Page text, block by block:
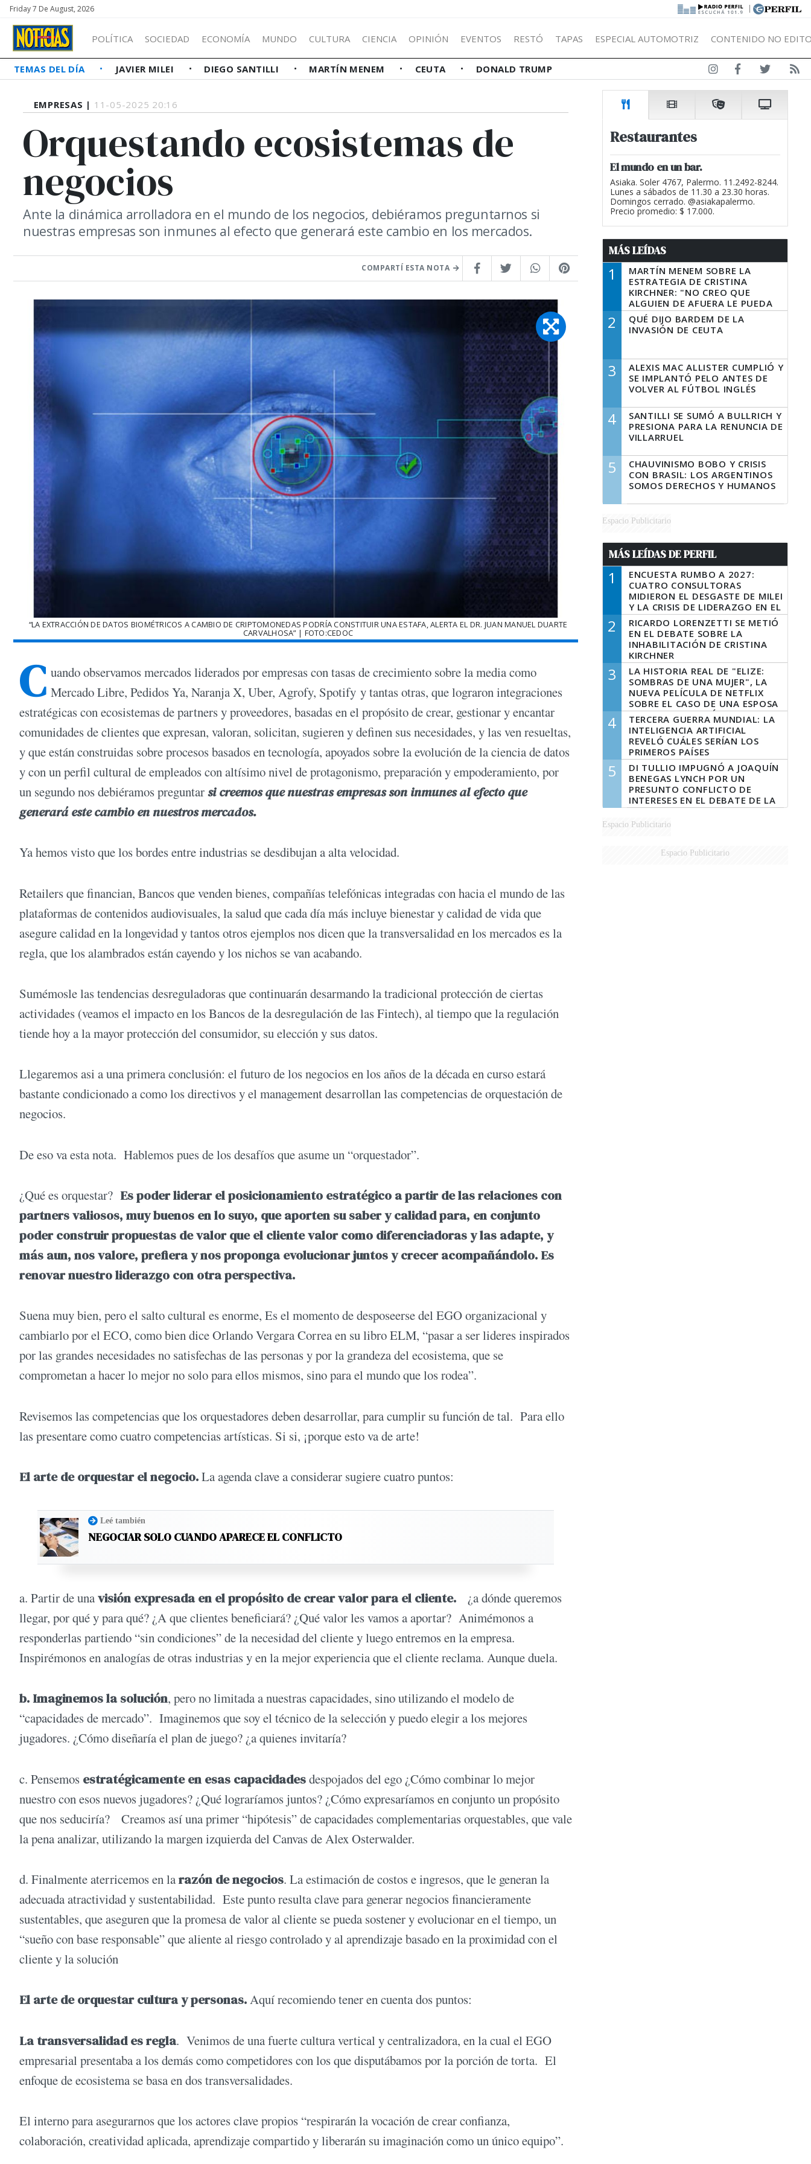
Friday 7 De August, 2026 |
POLÍTICA SOCIEDAD ECONOMÍA MUNDO CULTURA CIENCIA OPINIÓN EVENTOS RESTÓ TAPAS ESPECIAL AUTOMOTRIZ CONTENIDO NO
TEMAS DEL DÍA JAVIER MILEI DIEGO SANTILLI MARTÍN MENEM CEUTA DONALD TRUMP
EMPRESAS | 11-05-2025 20:16
Orquestando ecosistemas de
negocios
Ante la dinámica arrolladora en el mundo de los negocios, debiéramos preguntarnos si
nuestras empresas son inmunes al efecto que generará este cambio en los mercados.
COMPARTÍ ESTA NOTA
“LA EXTRACCIÓN DE DATOS BIOMÉTRICOS A CAMBIO DE CRIPTOMONEDAS PODRÍA CONSTITUIR UNA ESTAFA, ALERTA EL DR. JUAN MANUEL DUARTE
CARVALHOSA” | FOTO:CEDOC
C uando observamos mercados liderados por empresas con tasas de crecimiento sobre la media como
Mercado Libre, Pedidos Ya, Naranja X, Uber, Agrofy, Spotify y tantas otras, que lograron integraciones
estratégicas con ecosistemas de partners y proveedores, basadas en el propósito de crear, gestionar y encantar
comunidades de clientes que expresan, valoran, solicitan, sugieren y definen sus necesidades, y las ven resueltas,
y que están construidas sobre procesos basados en tecnología, apoyados sobre la evolución de la ciencia de datos
y con un perfil cultural de empleados con altísimo nivel de protagonismo, preparación y empoderamiento, por
un segundo nos debiéramos preguntarsi creemos que nuestras empresas son inmunes al efecto que
generará este cambio en nuestros mercados.
Ya hemos visto que los bordes entre industrias se desdibujan a alta velocidad.
Retailers que financian, Bancos que venden bienes, compañías telefónicas integradas con hacia el mundo de las
plataformas de contenidos audiovisuales, la salud que cada día más incluye bienestar y calidad de vida que
asegure calidad en la longevidad y tantos otros ejemplos nos dicen que la transversalidad en los mercados es la
regla, que los alambrados están cayendo y los nichos se van acabando.
Sumémosle las tendencias desreguladoras que continuarán desarmando la tradicional protección de ciertas
actividades (veamos el impacto en los Bancos de la desregulación de las Fintech), al tiempo que la regulación
tiende hoy a la mayor protección del consumidor, su elección y sus datos.
Llegaremos asi a una primera conclusión: el futuro de los negocios en los años de la década en curso estará
bastante condicionado a como los directivos y el management desarrollan las competencias de orquestación de
negocios.
De eso va esta nota. Hablemos pues de los desafíos que asume un “orquestador”.
¿Qué es orquestar? Es poderliderar el posicionamiento estratégico a partir de las relaciones con
partners valiosos, muy buenos en lo suyo, que aporten su saber y calidad para, en conjunto
poder construir propuestas de valor que el cliente valor como diferenciadoras y las adapte, y
más aun, nos valore, prefiera y nos proponga evolucionar juntos y crecer acompañándolo. Es
renovar nuestro liderazgo con otra perspectiva.
Suena muy bien, pero el salto cultural es enorme, Es el momento de desposeerse del EGO organizacional y
cambiarlo por el ECO, como bien dice Orlando Vergara Correa en su libro ELM, “pasar a ser lideres inspirados
por las grandes necesidades no satisfechas de las personas y por la grandeza del ecosistema, que se
comprometan a hacer lo mejor no solo para ellos mismos, sino para el mundo que los rodea”.
Revisemos las competencias que los orquestadores deben desarrollar, para cumplir su función de tal. Para ello
las presentare como cuatro competencias artísticas. Si si, ¡porque esto va de arte!
El arte de orquestar el negocio.La agenda clave a considerar sugiere cuatro puntos:
Leé también
NEGOCIAR SOLO CUANDO APARECE EL CONFLICTO
a. Partir de unavisión expresada en el propósito de crear valor para el cliente. ¿a dónde queremos
llegar, por qué y para qué? ¿A que clientes beneficiará? ¿Qué valor les vamos a aportar? Animémonos a
responderlas partiendo “sin condiciones” de la necesidad del cliente y luego entremos en la empresa.
Inspirémonos en analogías de otras industrias y en la mejor experiencia que el cliente reclama. Aunque duela.
b. Imaginemos la solución, pero no limitada a nuestras capacidades, sino utilizando el modelo de
“capacidades de mercado”. Imaginemos que soy el técnico de la selección y puedo elegir a los mejores
jugadores. ¿Cómo diseñaría el plan de juego? ¿a quienes invitaría?
c. Pensemos estratégicamente en esas capacidadesdespojados del ego ¿Cómo combinar lo mejor
nuestro con esos nuevos jugadores? ¿Qué lograríamos juntos? ¿Cómo expresaríamos en conjunto un propósito
que nos seduciría? Creamos así una primer “hipótesis” de capacidades complementarias orquestables, que vale
la pena analizar, utilizando la margen izquierda del Canvas de Alex Osterwalder.
d. Finalmente aterricemos en larazón de negocios. La estimación de costos e ingresos, que le generan la
adecuada atractividad y sustentabilidad. Este punto resulta clave para generar negocios financieramente
sustentables, que aseguren que la promesa de valor al cliente se pueda sostener y evolucionar en el tiempo, un
“sueño con base responsable” que aliente al riesgo controlado y al aprendizaje basado en la proximidad con el
cliente y la solución
El arte de orquestar cultura y personas.Aquí recomiendo tener en cuenta dos puntos:
La transversalidad es regla. Venimos de una fuerte cultura vertical y centralizadora, en la cual el EGO
empresarial presentaba a los demás como competidores con los que disputábamos por la porción de torta. El
enfoque de ecosistema se basa en dos transversalidades.
El interno para asegurarnos que los actores clave propios “respirarán la vocación de crear confianza,
colaboración, creatividad aplicada, aprendizaje compartido y liberarán su imaginación como un único equipo”.
Restaurantes
El mundo en un bar.
Asiaka. Soler 4767, Palermo. 11.2492-8244.
Lunes a sábados de 11.30 a 23.30 horas.
Domingos cerrado. @asiakapalermo.
Precio promedio: $ 17.000.
MÁS LEÍDAS
1
MARTÍN MENEM SOBRE LA
ESTRATEGIA DE CRISTINA
KIRCHNER: "NO CREO QUE
ALGUIEN DE AFUERA LE PUEDA
DECIR A LA JUSTICIA LO QUE
TIENE QUE HACER"
2
QUÉ DIJO BARDEM DE LA
INVASIÓN DE CEUTA
3
ALEXIS MAC ALLISTER CUMPLIÓ Y
SE IMPLANTÓ PELO ANTES DE
VOLVER AL FÚTBOL INGLÉS
4
SANTILLI SE SUMÓ A BULLRICH Y
PRESIONA PARA LA RENUNCIA DE
VILLARRUEL
5
CHAUVINISMO BOBO Y CRISIS
CON BRASIL: LOS ARGENTINOS
SOMOS DERECHOS Y HUMANOS
Espacio Publicitario
MÁS LEÍDAS DE PERFIL
1
ENCUESTA RUMBO A 2027:
CUATRO CONSULTORAS
MIDIERON EL DESGASTE DE MILEI
Y LA CRISIS DE LIDERAZGO EN EL
PERONISMO
2
RICARDO LORENZETTI SE METIÓ
EN EL DEBATE SOBRE LA
INHABILITACIÓN DE CRISTINA
KIRCHNER
3
LA HISTORIA REAL DE "ELIZE:
SOMBRAS DE UNA MUJER", LA
NUEVA PELÍCULA DE NETFLIX
SOBRE EL CASO DE UNA ESPOSA
QUE DESCUARTIZÓ A SU
MARIDO
4
TERCERA GUERRA MUNDIAL: LA
INTELIGENCIA ARTIFICIAL
REVELÓ CUÁLES SERÍAN LOS
PRIMEROS PAÍSES
LATINOAMERICANOS EN SER
DERROTADOS
5
DI TULLIO IMPUGNÓ A JOAQUÍN
BENEGAS LYNCH POR UN
PRESUNTO CONFLICTO DE
INTERESES EN EL DEBATE DE LA
LEY DE TIERRAS
Espacio Publicitario
Espacio Publicitario